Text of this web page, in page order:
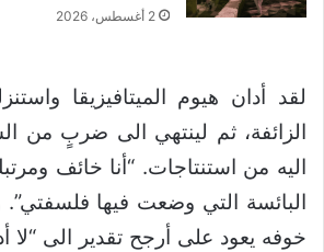
2 أغسطس، 2026
لقد أدان هيوم الميتافيزيقا
الزائفة، ثم لينتهي الى ضربٍ من
اليه من استنتاجات. “أنا خائف
البائسة التي وضعت فيها
خوفه يعود على أرجح تقدير الى “لا